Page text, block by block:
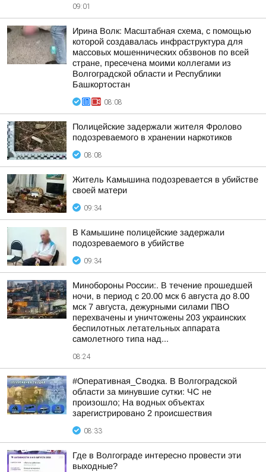
09:01
Ирина Волк: Масштабная схема, с помощью
которой создавалась инфраструктура для
массовых мошеннических обзвонов по всей
стране, пресечена моими коллегами из
Волгоградской области и Республики
Башкортостан
08:08
Полицейские задержали жителя Фролово
подозреваемого в хранении наркотиков
08:08
Житель Камышина подозревается в убийстве
своей матери
09:34
В Камышине полицейские задержали
подозреваемого в убийстве
09:34
Минобороны России:. В течение прошедшей
ночи, в период с 20.00 мск 6 августа до 8.00
мск 7 августа, дежурными силами ПВО
перехвачены и уничтожены 203 украинских
беспилотных летательных аппарата
самолетного типа над...
08:24
#Оперативная_Сводка. В Волгоградской
области за минувшие сутки: ЧС не
произошло; На водных объектах
зарегистрировано 2 происшествия
08:33
Где в Волгограде интересно провести эти
выходные?